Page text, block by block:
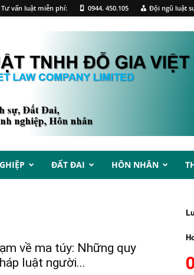
Tư vấn luật miễn phí: 0944. 450.105 Đội ngũ luật
ĐẤT ĐAI HÔN NHÂN
về ma túy: Những quy
luật người...